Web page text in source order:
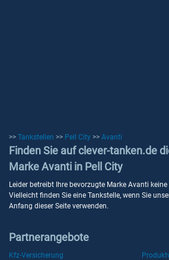
>> Tankstellen >> Pell City >> Avanti
Finden Sie auf clever-tanken.de
Marke Avanti in Pell City
Leider betreibt Ihre bevorzugte Marke Avanti
Vielleicht finden Sie eine Tankstelle, wenn Sie
Anfang dieser Seite verwenden.
Partnerangebote
Kfz-Versicherung